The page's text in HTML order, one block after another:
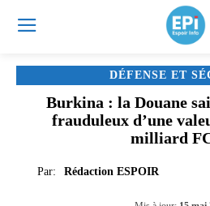
DÉFENSE ET
Burkina : la Douane
frauduleux d’une
milliard
Par: Rédaction ESPOIR